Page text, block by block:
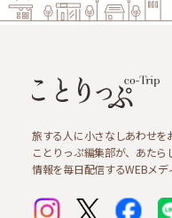
旅する人に小さなしあわせを
ことりっぷ編集部が、あたら
情報を毎日配信するWEBメデ